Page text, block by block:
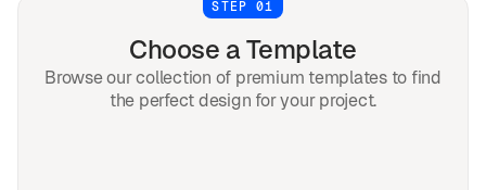
STEP 01
Choose a Template
Browse our collection of premium templates to find
the perfect design for your project.